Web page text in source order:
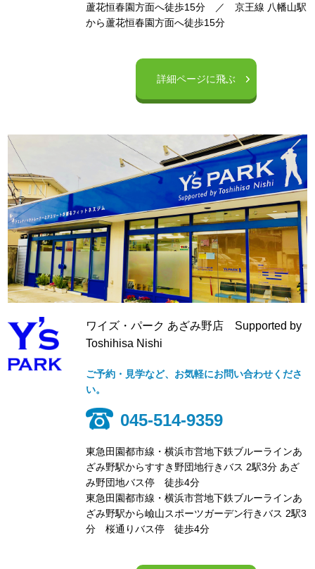
蘆花恒春園方面へ徒歩15分 ／ 京王線 八幡山駅
から蘆花恒春園方面へ徒歩15分
詳細ページに飛ぶ
ワイズ・パーク あざみ野店 Supported by
Toshihisa Nishi
ご予約・見学など、お気軽にお問い合わせくださ
い。
045-514-9359
東急田園都市線・横浜市営地下鉄ブルーラインあ
ざみ野駅からすすき野団地行きバス 2駅3分 あざ
み野団地バス停 徒歩4分
東急田園都市線・横浜市営地下鉄ブルーラインあ
ざみ野駅から嶮山スポーツガーデン行きバス 2駅3
分 桜通りバス停 徒歩4分